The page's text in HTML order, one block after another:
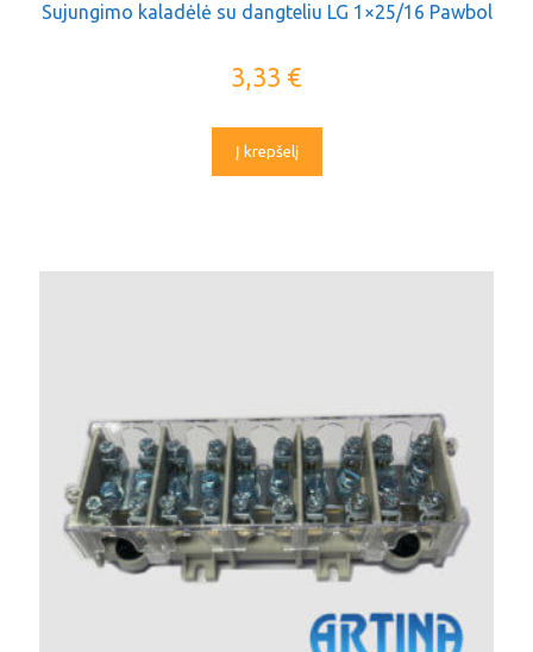
Sujungimo kaladėlė su dangteliu LG 1×25/16 Pawbol
3,33 €
Į krepšelį